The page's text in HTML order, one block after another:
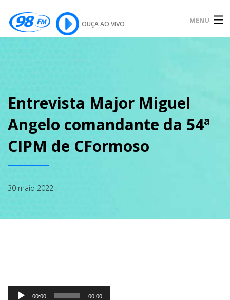
OUÇA AO VIVO MENU
SOBRE
NOTÍCIAS
CONTATO
Entrevista Major Miguel
Angelo comandante da 54ª
CIPM de CFormoso
30 maio 2022
Tocador
00:00 00:00